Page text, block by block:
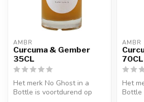
AMBR
Curcuma & Gember
35CL
Het merk No Ghost in a
Bottle is voortdurend op
AMBR
70CL
Het
Bottle